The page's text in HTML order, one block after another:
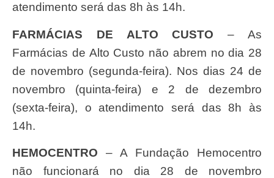
atendimento será das 8h às 14h.
FARMÁCIAS DE ALTO CUSTO – As
Farmácias de Alto Custo não abrem no dia 28
de novembro (segunda-feira). Nos dias 24 de
novembro (quinta-feira) e 2 de dezembro
(sexta-feira), o atendimento será das 8h às
14h.
HEMOCENTRO – A Fundação Hemocentro
não funcionará no dia 28 de novembro